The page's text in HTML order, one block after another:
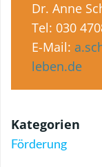
Dr. Anne
Tel: 030
E-Mail:
leben.de
Kategorien
Förderung